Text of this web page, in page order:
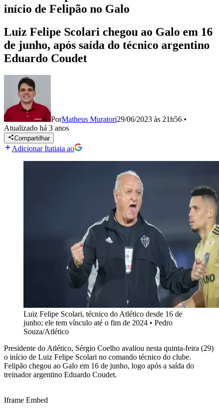
início de Felipão no Galo
Luiz Felipe Scolari chegou ao Galo em 16
de junho, após saída do técnico argentino
Eduardo Coudet
PorMatheus Muratori29/06/2023 às 21h56 •
Atualizado há 3 anos
Compartilhar
Adicionar Itatiaia ao
Luiz Felipe Scolari, técnico do Atlético desde 16 de
junho; ele tem vínculo até o fim de 2024 • Pedro
Souza/Atlético
Presidente do Atlético, Sérgio Coelho avaliou nesta quinta-feira (29)
o início de Luiz Felipe Scolari no comando técnico do clube.
Felipão chegou ao Galo em 16 de junho, logo após a saída do
treinador argentino Eduardo Coudet.
Iframe Embed